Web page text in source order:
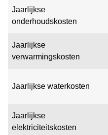
Jaarlijkse
onderhoudskosten
Jaarlijkse
verwarmingskosten
Jaarlijkse waterkosten
Jaarlijkse
elektriciteitskosten